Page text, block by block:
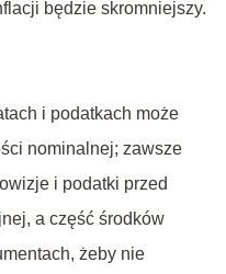
będzie skromniejszy.
i podatkach może
nominalnej; zawsze
i podatki przed
a część środków
żeby nie